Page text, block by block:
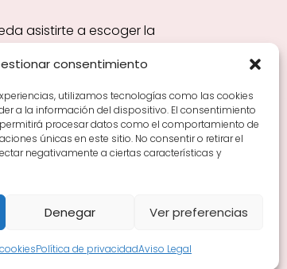
consentimiento
utilizamos tecnologías como las cookies
a la información del dispositivo. El consentimiento
procesar datos como el comportamiento de
únicas en este sitio. No consentir o retirar el
negativamente a ciertas características y
Denegar Ver preferencias
Política de privacidadAviso Legal
asistirte a escoger la
vino por ciudades
Tipos de Rioja y
Rioja para empezar
Zonas de Rioja y